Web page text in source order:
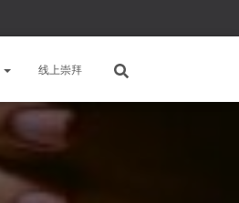
线上崇拜